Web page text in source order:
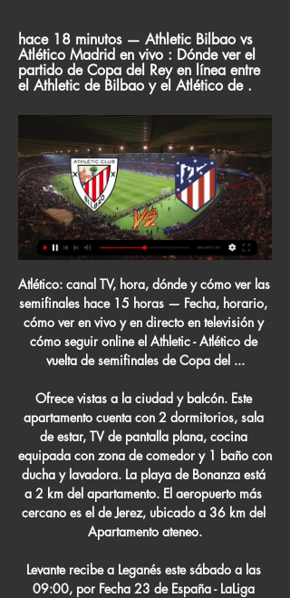
hace 18 minutos — Athletic Bilbao vs
Atlético Madrid en vivo : Dónde ver el
partido de Copa del Rey en línea entre
el Athletic de Bilbao y el Atlético de .
Atlético: canal TV, hora, dónde y cómo ver las semifinales hace 15 horas — Fecha, horario, cómo ver en vivo y en directo en televisión y cómo seguir online el Athletic - Atlético de vuelta de semifinales de Copa del ...

Ofrece vistas a la ciudad y balcón. Este apartamento cuenta con 2 dormitorios, sala de estar, TV de pantalla plana, cocina equipada con zona de comedor y 1 baño con ducha y lavadora. La playa de Bonanza está a 2 km del apartamento. El aeropuerto más cercano es el de Jerez, ubicado a 36 km del Apartamento ateneo.

Levante recibe a Leganés este sábado a las 09:00, por Fecha 23 de España - LaLiga Santander 2019-2020 Levante juega contra LeganÃ©s en el estadio Ciutat de ValÃ¨ncia de la ciudad de Valencia por Fecha 23 de EspaÃ±a - LaLiga Santander 2019-2020 este sÃ¡bado a las 09:00.

River Plate vs. Liga de Quito juegan EN DIRECTO este miércoles por la fecha 1 del grupo D de la Copa Libertadores 2020 desde el estadio Rodrigo P... Junior vs. Flamengo: jugarán por el partido.

((TRANSMISIÓN!)) Ver Athletic-Atlético Madrid en vivo y en d hace 2 horas — 7 feb 2024 — Partido Atlético de Madrid vs Athletic en vivo online | Ver resultado en directo hoy - Ida de semifinales de Copa del Rey 2024.

Así, esta primera edición en la historia del Festival en cual han tenido lugar transmisiones en directo al cine y en los espacios públicos (Ciudad histórica de Alba Iulia, el Instituto Francés). También, los conciertos son transmitidos video en el site www.festivalenescu.ro, estreno, junto …

2020-5-28 · La Asociación Deportiva San Carlos es un club de fútbol costarricense con sede en Quesada, cabecera con categoría de ciudad en el cantón de San Carlos, al norte del país.Actualmente compite en la Primera División de Costa Rica y juega sus partidos de local en el Estadio Carlos Ugalde Álvarez, ubicado en el barrio San Martín, y también tiene su sede alterna el estadio de la comunidad.

Cienciano venció 4-2 a Santos FC por la última fecha de la Liga 2 en el Cusco. El once imperial regresa a la División de Honor del fútbol peruano después de cuatro años. Breno Naranjo anotó un doblete, Rudy Palomino y Mateo Amehd anotaron los goles del ‘Papá’.

La sala de Argentina es una sala de chat pública, no se permite facilitar información de terceros. Se respetuoso y compórtate con el resto de usuarios de forma educada. Dirígete a los moderadores de la sala para más información. Pon el chat de Argentina en tu web.

Primera Division de Paraguay; Mexico Primera Divison A; OFC Olympic Qualifying Tournament; New Zealand Youth League; Aruba Division Di Honor; Argentine Division 1; Argentine Divis

El sorprendente Guaraní de Paraguay espera obtener rédito de su ventaja sobre Palestino, al que venció 1-0 en Santiago hace una semana, para meterse en la fase de grupos de la Copa Libertadores.

En el estadio Sangolquí, en el Valle de los Chillos, se jugó el partido entre Independiente José Terán y Macará. El cuadro local se mostró más activo en los primeros minutos. Por su parte.

La obra de entubamiento se realiza para reducir el riesgo de inundaciones pluviales en los barrios y prevenir focos infecciosos que puedan alterar la calidad de vida de los vecinos de San Fernando. Asimismo, liberará los cursos de agua con una mejor salida y más rápido escurrimiento. Estudio de Impacto Ambiental y Social:

Liga NOS (8ªJ): Resumo Gil Vicente FC 1-1 Portimonense. Fim da partida! Numa segunda parte menos disputada, prevaleceram os golos do primeiro tempo, que deram um ponto a Gil Vicente FC e Portimonense, em jogo a contar para a 8.ª jornada da Liga NOS.

Villa Dálmine dio el golpe en Alta Córdoba y sobre el epílogo del cotejo logró vencer a la Gloria por 2-1. El elenco de Lucas Bovaglio mostró pasajes de buen juego y se quedó con el premio mayor para comenzar de la mejor manera la segunda etapa del certamen.

Athletic Club - Atlético Madrid en vivo, resultados H2H hace 10 horas — Athletic Club Atlético Madrid marcadores en directo (y ver en vivo gratis video streaming en directo) comienza el 29 feb 2024 a las 20:30 (Hora UTC) Copa ...

Live Soccer TV - Partidos programados en TV, Transmisiones oficiales en línea, Marcadores de fútbol en vivo, Calendarios, Tablas de Posiciones, Resultados, Noticias, Bares y resúmenes en vídeo

Café Romántico Radio te ofrece las Melodías Románticas del ayer con aroma a Café y algo más... en est aemisora de radio escuchará la mejor selección de música romántica del recuerdo en español en combinación con un poco de los mejores hits de la música instrumental de todos los tiempos.. Temas musicales especialmente elegidos que comprenden desde los 60s hasta finales de los años.

Sporting Cristal derrotó 3-0 a Sport Boys en el estadio Miguel Grau del Callao. Los goles de Cristal llegaron gracias a Cazulo, Edison Chávez y Cristian Palacios. El cuadro del Rímac es puntero junto a Binacional. Sport Boys no levanta cabeza y no ha sumado puntos en tres fechas.

[EN DIRECTO-] En vivo Athletic Bilbao-Atlético Madrid donde hace 12 horas — hace 9 horas — ¿Dónde ver el partido en vivo, TV y streaming? Noticias Athletic Club vs. Atlético de Madrid; Alineaciones Romelu Lukaku, Timo Werner and ...

Encuentra las últimas noticias sobre Montevideo en canalrcn.com. Tenemos para ti videos, imágenes y una amplia cobertura e información actualizada.

Torneo BetPlay Dimayor | Mira aquí la programación de la fecha 7. Los encuentros Unión Magdalena vs. Real San Andrés, Tigres vs Cortuluá y Quindío vs, Real Cartagena se podrán ver por Win Sports y …

¿Qué esperar? A las 22:00 horas, os tendréis que presentar en el famoso tablao flamenco Arte y Sabores de Córdoba.En él disfrutaréis de una velada única en pleno barrio de la Judería, muy cerca de la Calleja de las Flores y la Mezquita-Catedral.

Borussia Dortmund - FC Bayern München am Dienstag, 26.5.2020 im LiEl campo de La Fortaleza abre sus puertas para que Lanús reciba al Sporting Cristal de Perú en la ronda inicial de la Copa Sudamericana 2018.Los dirigidos por Ezequiel Carboni siguen sin recuperar su mejor nivel desde la última parte del 2017, cuando el Granate en ese entonces era dirigido por Jorge Almirón.

Athletic Club - Atlético de Madrid, en directo: Copa del Rey hace 14 minutos — Sigue en vivo y en directo el Athletic Club - Atlético de Madrid, partido correspondiente a la vuelta de las semifinales de Copa del Rey que ...

2020-6-2 · Toda la información del partido FC Lahti vs FC Haka Valkeakoski en vivo de Copa Finlandia (22 Febrero 2020): Resumen, Estadísticas, Alineación y Resultados - Besoccer

Athletic Club vs. Atlético Madrid en vivo: ver semifinal de Copa EN DIRECTOAtlético Madrid en directo medirán fuerzas hoy, jueves 29 de febrero del 2024 por la semifinal de vuelta de la Copa del Rey 23/24 en el Estadio ...El Comercio Perú · La Secta Deportiva

Tupperware brinda soluciones innovadoras para todos los días. Taper. Tapper. Hermético. Homeware. Fullercosmetics. Argentina. Cocina. Revendedora Independiente

Transmisiones Automáticas García, Santa Ana Tlapaltitlán, Toluca De Lerdo. Nombre: TRANSMISIONES AUTOMÁTICAS GARCÍA. Razón Social: Actividad: Reparación de transmisiones de automóviles y camiones. Calle: SOLIDARIDAD LAS TORRES (BOULEVARD LÁZARO CARDENAS) Número: 815.

Séptima Fecha Domingo, 01 de Abril de 2018 20:10 hrs. Unión La Calera vence por la mínima a Unión Española y escala en la tabla El cuadro cementero se hizo respetar en casa y terminó doblegando a los dirigidos por Martín Palermo, tras imponerse por 1-0.

Francisco de Goya es uno de los grandes maestros de la pintura. Fue un adelantado a su tiempo, genial y sensible. Desde el Balneario Termas Pallarés te invitamos a conocer su obra en Calatayud La iglesia de San Juan el Real, cuya ornamentación de yeserías abultadas conforma uno de los interiores barrocos más exuberantes de Aragón, conserva una muestra de la pintura de Francisco de Goya.

En este momento, hay 31 partidos televisados en vivo de 2 competiciones distintas y 4 canales de TV emitirán cada uno de ellos. El próximo partido que podrás ver será el São Paulo - LDU Quito que se disputará el próximo jueves, 12 de marzo de 2020 a las 1:30 y que será transmitido por FOX Sports 2, ESPN Play. Para más información, puedes acceder a la web de LDU Quito.

Atletico Petroleos Luanda vs Desportivo Huila - detailed statistical head to head preview and odds comparison. - Angola, Girabola ZAP 2019/2020

SANTIAGO DE CHILE (AP) — El campeón Colo Colo empató 2-2 en el clásico chileno ante su escolta Universidad Católica el domingo, en la penúltima fecha del torneo Clausura.

JORNADA DEPORTIVA - AYACUCHO. Enlace Nacional. Seguir. hace 13 años | 162 views. Yumi Tv Ayacucho Enlace Nacional. Informe. Explorar más vídeos. Reproduciendo siguiente.

Ver EN VIVO y en DIRECTO ONLINE Atlético de Madrid vs. 7 feb 2024 — Te contamos dónde ver en directo online el Atlético de Madrid vs. Athletic Club de Bilbao de la Copa del Rey 2023-2024: canal de TV y ...

Esta página ofrece un repaso completo a todos los partidos ya jugados y finalizados en la temporada, así como el balance del equipo Llacuabamba durante la temporada Estadística completa de la …

Durante la tarde de hoy se sortearon, en la sede de Viamonte de la AFA, los fixtures para el Torneo de Primera B Metropolitana 2013-2014. El mismo sorteo se realizó en presencia de Dirigentes...

Todo sobre el partido Cerro Largo vs. Rentistas. Ir a la navegación Presentado por.. Montevideo City Torque 5. El Depor le empató en la hora a Wanderers,.

El PSG, que parte como favorito, se juega mañana el pase a la final ante un RB Leipzig que, aunque no puede competir en cuanto a nombres con el club francés, ha mostrado una gran solidez en la Liga de Campeones.

LaLiga Santander. Barcelona - Levante: Resultado, resumen y goles, en directo (2-1) | Liga Santander Final del partido del Barcelona en la 22ª jornada de la Liga Santander.

Salgueiro vs Afogados da Ingazeira el resultado en vivo en la liga Brasiliense. Presentamos el resultado en vivo,